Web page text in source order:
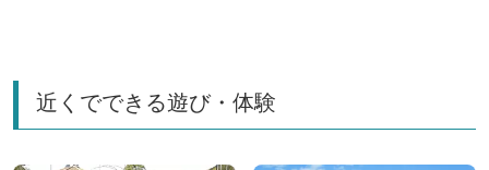
近くでできる遊び・体験